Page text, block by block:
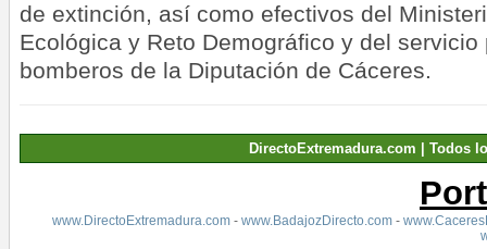
de extinción, así como efectivos del
Ecológica y Reto Demográfico y del servicio
bomberos de la Diputación de Cáceres.
DirectoExtremadura.com | Todos
www.DirectoExtremadura.com- www.BadajozDirecto.com-